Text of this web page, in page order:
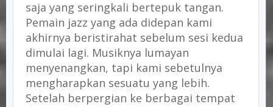
saja yang seringkali bertepuk tangan.
Pemain jazz yang ada didepan kami
akhirnya beristirahat sebelum sesi kedua
dimulai lagi. Musiknya lumayan
menyenangkan, tapi kami sebetulnya
mengharapkan sesuatu yang lebih.
Setelah berpergian ke berbagai tempat